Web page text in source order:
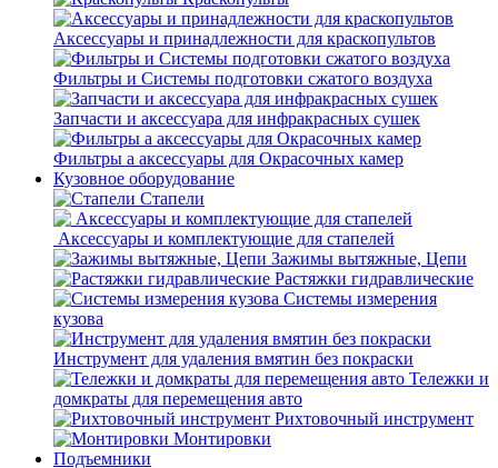
Аксессуары и принадлежности для краскопультов
Фильтры и Системы подготовки сжатого воздуха
Запчасти и аксессуара для инфракрасных сушек
Фильтры а аксессуары для Окрасочных камер
Кузовное оборудование
Стапели
Аксессуары и комплектующие для стапелей
Зажимы вытяжные, Цепи
Растяжки гидравлические
Системы измерения
кузова
Инструмент для удаления вмятин без покраски
Тележки и
домкраты для перемещения авто
Рихтовочный инструмент
Монтировки
Подъемники